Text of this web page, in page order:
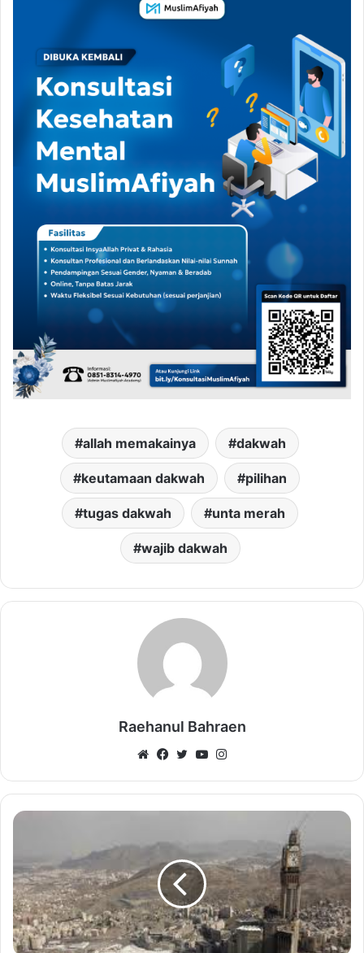
allah memakainya dakwah
keutamaan dakwah pilihan
tugas dakwah unta merah
wajib dakwah
Raehanul Bahraen
WebsiteFacebook
TwitterYouTube